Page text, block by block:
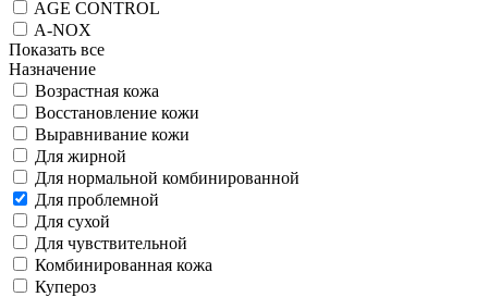
AGE CONTROL
A-NOX
Показать все
Назначение
Возрастная кожа
Восстановление кожи
Выравнивание кожи
Для жирной
Для нормальной комбинированной
Для проблемной
Для сухой
Для чувствительной
Комбинированная кожа
Купероз